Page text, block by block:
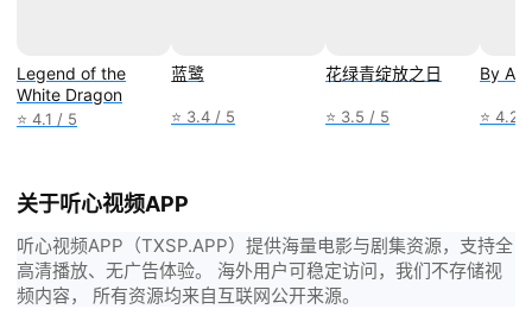
Legend of the
White Dragon
⭐ 4.1 / 5
蓝鹭
⭐ 3.4 / 5
花绿青绽放之日
⭐ 3.5 / 5
By
⭐ 4.2
关于听心视频APP
听心视频APP（TXSP.APP）提供海量电影与剧集资源，支持全
高清播放、无广告体验。 海外用户可稳定访问，我们不存储视
频内容， 所有资源均来自互联网公开来源。